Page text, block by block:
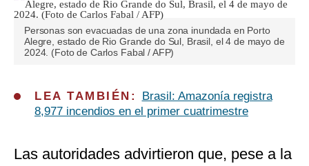
Personas son evacuadas de una zona inundada en Porto
Alegre, estado de Rio Grande do Sul, Brasil, el 4 de mayo de
2024. (Foto de Carlos Fabal / AFP)
LEA TAMBIÉN:
Brasil: Amazonía registra
8,977 incendios en el primer cuatrimestre
Las autoridades advirtieron que, pese a la